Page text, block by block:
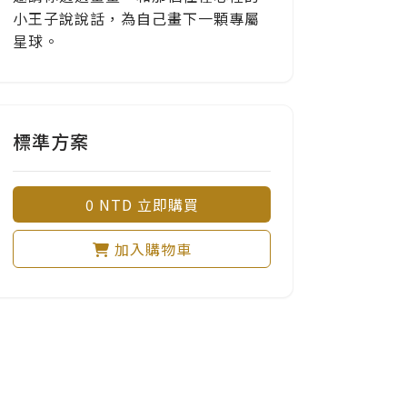
小王子說說話，為自己畫下一顆專屬
星球。
標準方案
0 NTD 立即購買
加入購物車